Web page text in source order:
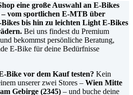
eine große Auswahl an E-Bikes
vom sportlichen E-MTB über
bis hin zu leichten Light E-Bikes
Bei uns findest du Premium
bekommst persönliche Beratung,
E-Bike für deine Bedürfnisse
Bike vor dem Kauf testen? Kein
unserer zwei Stores – Wien Mitte
Gebirge (2345) – und buche deine